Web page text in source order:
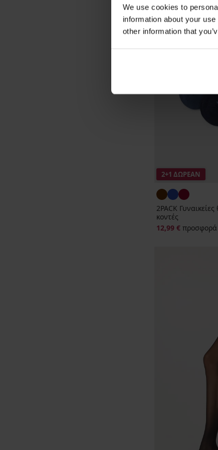
We use cookies to
information about your
other information that
2+1 ΔΩΡΕΑΝ
2PACK
κοντές
12,99 € προσφορά